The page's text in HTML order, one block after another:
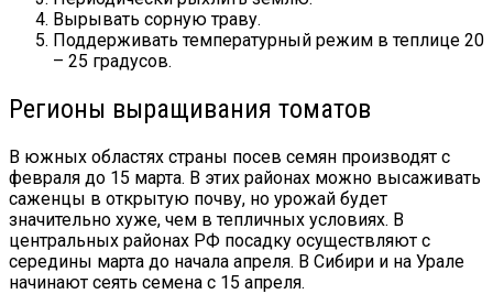
Вырывать сорную траву.
Поддерживать температурный режим в теплице 20
– 25 градусов.
Регионы выращивания томатов
В южных областях страны посев семян производят с
февраля до 15 марта. В этих районах можно высаживать
саженцы в открытую почву, но урожай будет
значительно хуже, чем в тепличных условиях. В
центральных районах РФ посадку осуществляют с
середины марта до начала апреля. В Сибири и на Урале
начинают сеять семена с 15 апреля.